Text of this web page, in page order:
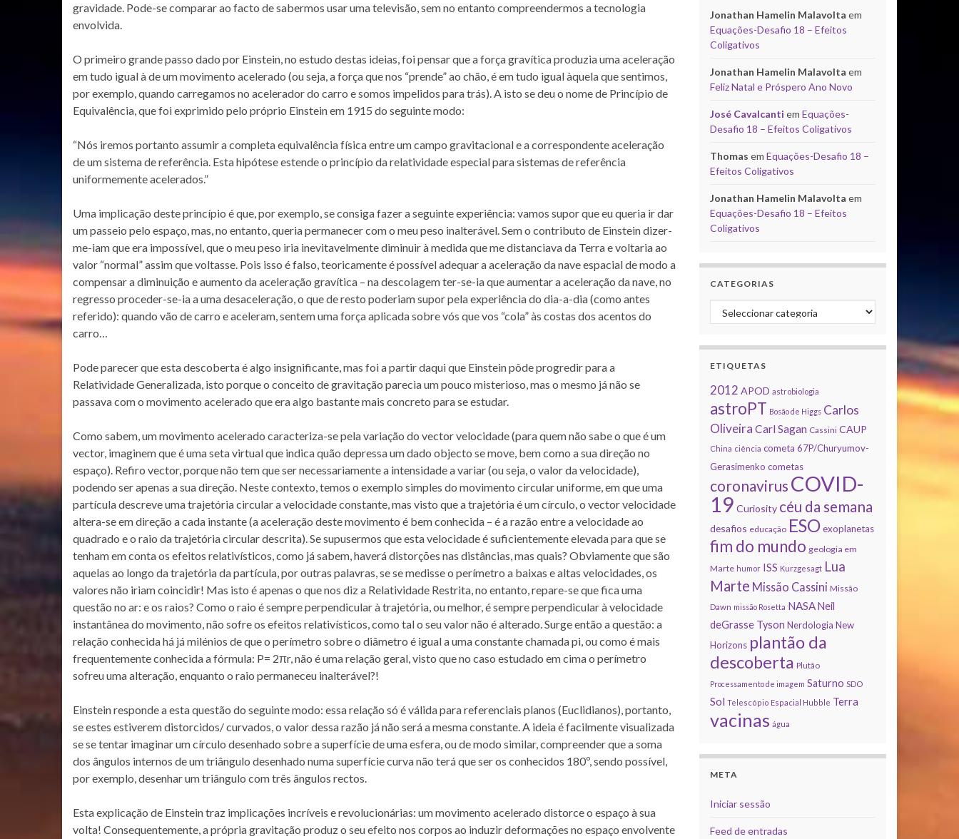
gravidade. Pode-se comparar ao facto de sabermos usar uma televisão, sem no entanto compreendermos a tecnologia
envolvida.
O primeiro grande passo dado por Einstein, no estudo destas ideias, foi pensar que a força gravítica produzia uma aceleração
em tudo igual à de um movimento acelerado (ou seja, a força que nos “prende” ao chão, é em tudo igual àquela que sentimos,
por exemplo, quando carregamos no acelerador do carro e somos impelidos para trás). A isto se deu o nome de Princípio de
Equivalência, que foi exprimido pelo próprio Einstein em 1915 do seguinte modo:
“Nós iremos portanto assumir a completa equivalência física entre um campo gravitacional e a correspondente aceleração
de um sistema de referência. Esta hipótese estende o princípio da relatividade especial para sistemas de referência
uniformemente acelerados.”
Uma implicação deste princípio é que, por exemplo, se consiga fazer a seguinte experiência: vamos supor que eu queria ir dar
um passeio pelo espaço, mas, no entanto, queria permanecer com o meu peso inalterável. Sem o contributo de Einstein dizer-
me-iam que era impossível, que o meu peso iria inevitavelmente diminuir à medida que me distanciava da Terra e voltaria ao
valor “normal” assim que voltasse. Pois isso é falso, teoricamente é possível adequar a aceleração da nave espacial de modo a
compensar a diminuição e aumento da aceleração gravítica – na descolagem ter-se-ia que aumentar a aceleração da nave, no
regresso proceder-se-ia a uma desaceleração, o que de resto poderiam supor pela experiência do dia-a-dia (como antes
referido): quando vão de carro e aceleram, sentem uma força aplicada sobre vós que vos “cola” às costas dos acentos do
carro…
Pode parecer que esta descoberta é algo insignificante, mas foi a partir daqui que Einstein pôde progredir para a
Relatividade Generalizada, isto porque o conceito de gravitação parecia um pouco misterioso, mas o mesmo já não se
passava com o movimento acelerado que era algo bastante mais concreto para se estudar.
Como sabem, um movimento acelerado caracteriza-se pela variação do vector velocidade (para quem não sabe o que é um
vector, imaginem que é uma seta virtual que indica quão depressa um dado objecto se move, bem como a sua direção no
espaço). Refiro vector, porque não tem que ser necessariamente a intensidade a variar (ou seja, o valor da velocidade),
podendo ser apenas a sua direção. Neste contexto, temos o exemplo simples do movimento circular uniforme, em que uma
partícula descreve uma trajetória circular a velocidade constante, mas visto que a trajetória é um círculo, o vector velocidade
altera-se em direção a cada instante (a aceleração deste movimento é bem conhecida – é a razão entre a velocidade ao
quadrado e o raio da trajetória circular descrita). Se supusermos que esta velocidade é suficientemente elevada para que se
tenham em conta os efeitos relativísticos, como já sabem, haverá distorções nas distâncias, mas quais? Obviamente que são
aquelas ao longo da trajetória da partícula, por outras palavras, se se medisse o perímetro a baixas e altas velocidades, os
valores não iriam coincidir! Mas isto é apenas o que nos diz a Relatividade Restrita, no entanto, repare-se que fica uma
questão no ar: e os raios? Como o raio é sempre perpendicular à trajetória, ou melhor, é sempre perpendicular à velocidade
instantânea do movimento, não sofre os efeitos relativísticos, como tal o seu valor não é alterado. Surge então a questão: a
relação conhecida há já milénios de que o perímetro sobre o diâmetro é igual a uma constante chamada pi, ou como é mais
frequentemente conhecida a fórmula: P= 2πr, não é uma relação geral, visto que no caso estudado em cima o perímetro
sofreu uma alteração, enquanto o raio permaneceu inalterável?!
Einstein responde a esta questão do seguinte modo: essa relação só é válida para referenciais planos (Euclidianos), portanto,
se estes estiverem distorcidos/ curvados, o valor dessa razão já não será a mesma constante. A ideia é facilmente visualizada
se se tentar imaginar um círculo desenhado sobre a superfície de uma esfera, ou de modo similar, compreender que a soma
dos ângulos internos de um triângulo desenhado numa superfície curva não terá que ser os conhecidos 180º, sendo possível,
por exemplo, desenhar um triângulo com três ângulos rectos.
Esta explicação de Einstein traz implicações incríveis e revolucionárias: um movimento acelerado distorce o espaço à sua
volta! Consequentemente, a própria gravitação produz o seu efeito nos corpos ao induzir deformações no espaço envolvente
Jonathan Hamelin Malavolta em
Equações-Desafio 18 – Efeitos
Coligativos
Jonathan Hamelin Malavolta em
Feliz Natal e Próspero Ano Novo
José Cavalcanti em Equações-
Desafio 18 – Efeitos Coligativos
Thomas em Equações-Desafio 18 –
Efeitos Coligativos
Jonathan Hamelin Malavolta em
Equações-Desafio 18 – Efeitos
Coligativos
CATEGORIAS
Categorias
ETIQUETAS
2012 APOD astrobiologia
astroPT Bosão de Higgs Carlos
Oliveira Carl Sagan Cassini CAUP
China ciência cometa 67P/Churyumov-
Gerasimenko cometas
coronavirus COVID-
19 Curiosity céu da semana
desafios educação ESO exoplanetas
fim do mundo geologia em
Marte humor ISS Kurzgesagt Lua
Marte Missão Cassini Missão
Dawn missão Rosetta NASA Neil
deGrasse Tyson Nerdologia New
Horizons plantão da
descoberta Plutão
Processamento de imagem Saturno SDO
Sol Telescópio Espacial Hubble Terra
vacinas água
META
Iniciar sessão
Feed de entradas